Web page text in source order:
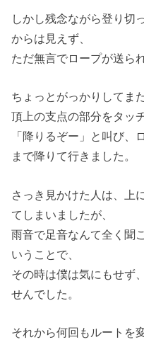
しかし残念ながら登り切
からは見えず、
ただ無言でロープが送ら
ちょっとがっかりしてま
頂上の支点の部分をタッ
「降りるぞー」と叫び、
まで降りて行きました。
さっき見かけた人は、上
てしまいましたが、
雨音で足音なんて全く聞
いうことで、
その時は僕は気にもせず
せんでした。
それから何回もルートを